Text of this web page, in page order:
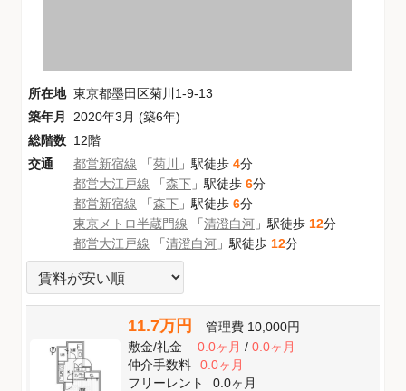
所在地 東京都墨田区菊川1-9-13
築年月
2020年3月 (築6年)
総階数 12階
交通
都営新宿線 「菊川 」駅徒歩 4分
都営大江戸線 「森下 」駅徒歩 6分
都営新宿線 「森下 」駅徒歩 6分
東京メトロ半蔵門線 「清澄白河 」駅徒歩 12分
都営大江戸線 「清澄白河 」駅徒歩 12分
11.7万円 管理費 10,000円
敷金/礼金 0.0ヶ月/ 0.0ヶ月
仲介手数料
0.0ヶ月
フリーレント
0.0ヶ月